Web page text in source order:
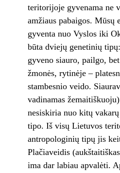
teritorijoje gyvenama ne
amžiaus pabaigos. Mūsų
gyventa nuo Vyslos iki
būta dviejų genetinių
gyveno siauro, pailgo,
žmonės, rytinėje –
stambesnio veido.
vadinamas
nesiskiria nuo kitų
tipo. Iš visų Lietuvos
antropologinių tipų jis
Plačiaveidis
ima dar labiau apvalėti.